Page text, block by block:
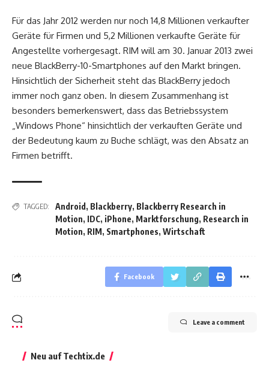
Für das Jahr 2012 werden nur noch 14,8 Millionen verkaufter
Geräte für Firmen und 5,2 Millionen verkaufte Geräte für
Angestellte vorhergesagt. RIM will am 30. Januar 2013 zwei
neue BlackBerry-10-Smartphones auf den Markt bringen.
Hinsichtlich der Sicherheit steht das BlackBerry jedoch
immer noch ganz oben. In diesem Zusammenhang ist
besonders bemerkenswert, dass das Betriebssystem
„Windows Phone“ hinsichtlich der verkauften Geräte und
der Bedeutung kaum zu Buche schlägt, was den Absatz an
Firmen betrifft.
TAGGED: Android, Blackberry, Blackberry Research in
Motion, IDC, iPhone, Marktforschung, Research in
Motion, RIM , Smartphones, Wirtschaft
Facebook
Leave a comment
Neu auf Techtix.de